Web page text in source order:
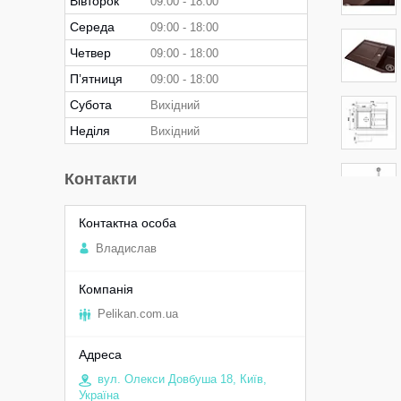
Середа 09:00 18:00
Четвер 09:00 18:00
Пʼятниця 09:00 18:00
Субота Вихідний
Неділя Вихідний
Контакти
Владислав
Pelikan.com.ua
вул. Олекси Довбуша 18, Київ,
Україна